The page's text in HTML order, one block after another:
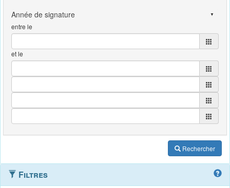
entre le
et le
Rechercher
Filtres